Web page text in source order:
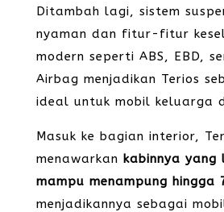
Ditambah lagi, sistem
nyaman dan fitur-fitur
modern seperti ABS, EBD,
Airbag menjadikan Terios
ideal untuk mobil keluarga
Masuk ke bagian interior,
menawarkan kabinnya yang
mampu menampung hingga
menjadikannya sebagai